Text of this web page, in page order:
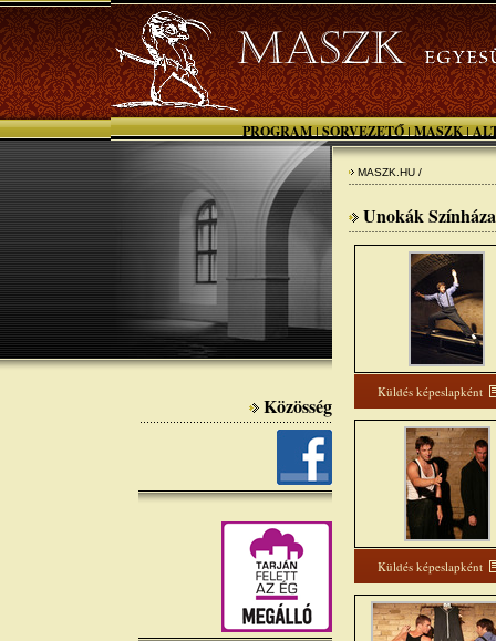
PROGRAM | SORVEZETŐ | MASZK |
Közösség
MASZK.HU /
Unokák
Küldés képeslapként
Küldés képeslapként